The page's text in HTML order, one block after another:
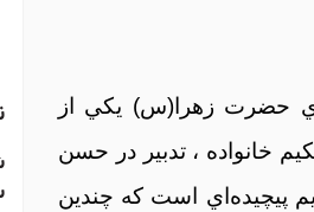
حضرت زهرا(س) يکي از
خانواده ، تدبير در حسن
پيچيده‌اي است که چندين